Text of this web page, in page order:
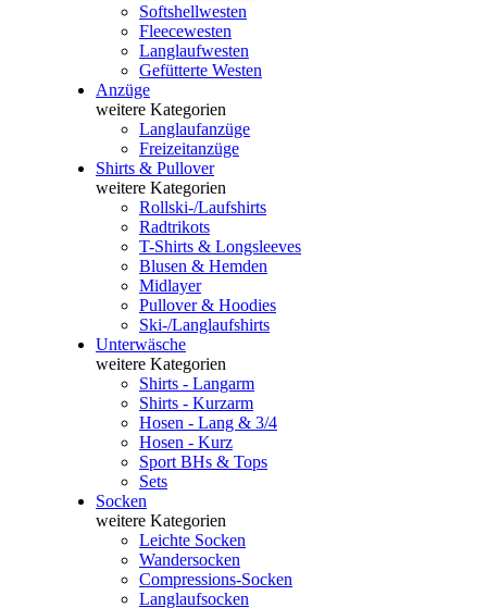
Softshellwesten
Fleecewesten
Langlaufwesten
Gefütterte Westen
Anzüge
weitere Kategorien
Langlaufanzüge
Freizeitanzüge
Shirts & Pullover
weitere Kategorien
Rollski-/Laufshirts
Radtrikots
T-Shirts & Longsleeves
Blusen & Hemden
Midlayer
Pullover & Hoodies
Ski-/Langlaufshirts
Unterwäsche
weitere Kategorien
Shirts - Langarm
Shirts - Kurzarm
Hosen - Lang & 3/4
Hosen - Kurz
Sport BHs & Tops
Sets
Socken
weitere Kategorien
Leichte Socken
Wandersocken
Compressions-Socken
Langlaufsocken